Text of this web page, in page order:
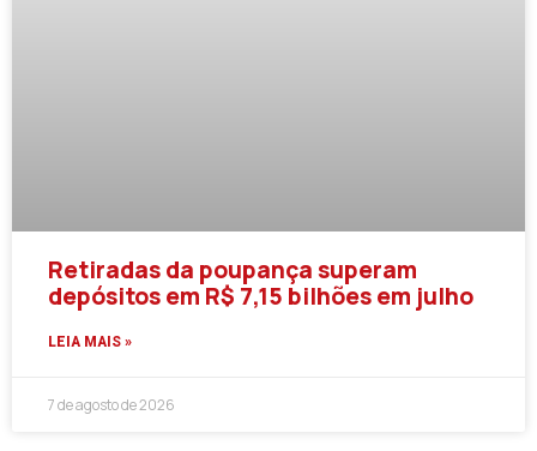
Retiradas da poupança superam
depósitos em R$ 7,15 bilhões em julho
LEIA MAIS »
7 de agosto de 2026